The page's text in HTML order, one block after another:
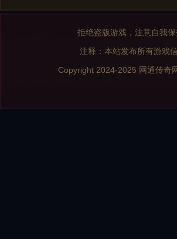
拒绝盗版游戏，注意自我
注释：本站发布所有游戏
Copyright 2024-2025 网通传奇